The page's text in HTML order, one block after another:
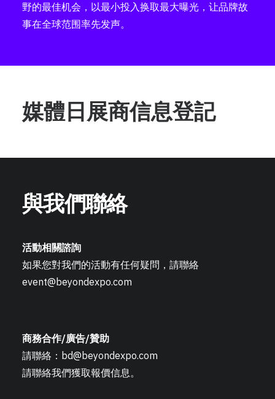
野的最佳机会，以最小投入换取最大曝光，让品牌故
事在全球范围率先发声。
與我們聯絡
活動相關諮詢
如果您對我們的活動有任何疑問，請聯絡
event@beyondexpo.com
商務合作/廣告/贊助
請聯絡： bd@beyondexpo.com
請聯絡我們獲取報價信息。
媒體日展商信息登記